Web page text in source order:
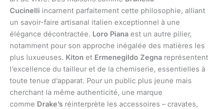
Cucinelli incarnent parfaitement cette philosophie, alliant
un savoir-faire artisanal italien exceptionnel à une
élégance décontractée. Loro Piana est un autre pilier,
notamment pour son approche inégalée des matières les
plus luxueuses. Kiton et Ermenegildo Zegna représentent
l’excellence du tailleur et de la chemiserie, essentielles à
toute tenue d’apparat. Pour un public plus jeune mais
cherchant la même authenticité, une marque
comme Drake’s réinterprète les accessoires – cravates,